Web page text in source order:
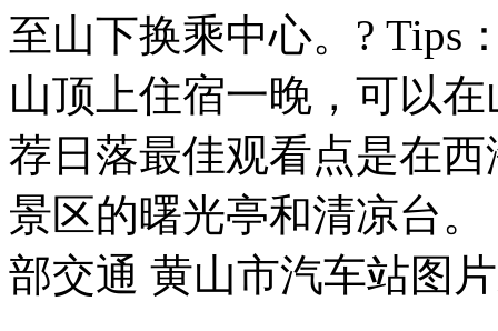
至山下换乘中心。? Tips
山顶上住宿一晚，可以
荐日落最佳观看点是在
景区的曙光亭和清凉台
部交通 黄山市汽车站图